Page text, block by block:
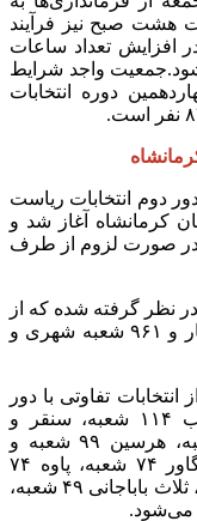
هشت صبح نیز فرآیند
افزایش تعداد ساعات
واجد شرایط
دوره انتخابات
دوم انتخابات ریاست
کرمانشاه آغاز شد و
ادامه دارد اما در صورت لزوم از طرف
استان در نظر گرفته شده که از
این تعداد ۹۸۸ شعبه ثابت و ۶۴۸ شعبه سیار و ۹۶۱ شعبه شهری و
تفاوتی با دور
قبل نداشته و در شهرستان اسلام‌آبادغرب ۱۱۴ شعبه، سنقر و
کلیایی ۱۰۱ شعبه، سرپل ذهاب ۱۰۰ شعبه، هرسین ۹۹ شعبه و
صحنه ۸۶ شعبه، گیلانغرب ۸۵ شعبه، کنگاور ۷۴ شعبه، پاوه ۷۴
شعبه، جوانرود ۶۹ شعبه، روانسر ۵۵ شعبه، ثلاث باباجانی ۴۹ شعبه،